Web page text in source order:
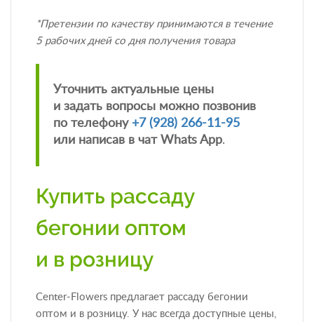
*Претензии по качеству принимаются в течение
5 рабочих дней со дня получения товара
Уточнить актуальные цены
и задать вопросы можно позвонив
по телефону +7 (928) 266-11-95
или написав в чат Whats App.
Купить рассаду
бегонии оптом
и в розницу
Center-Flowers предлагает рассаду бегонии
оптом и в розницу. У нас всегда доступные цены,